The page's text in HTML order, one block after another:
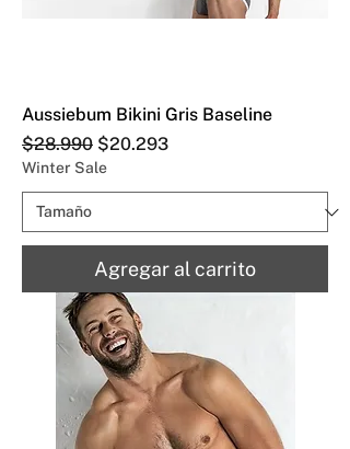
Aussiebum Bikini Gris Baseline
Precio
$28.990 Precio de oferta
$20.293
Winter Sale
Agregar al carrito